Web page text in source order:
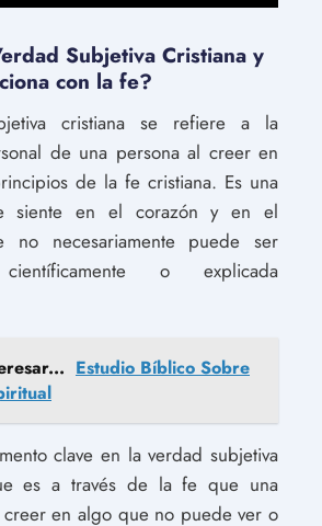
Subjetiva Cristiana y
con la fe?
cristiana se refiere a la
de una persona al creer en
de la fe cristiana. Es una
siente en el corazón y en el
no necesariamente puede ser
o explicada
Estudio Bíblico Sobre
clave en la verdad subjetiva
es a través de la fe que una
en algo que no puede ver o